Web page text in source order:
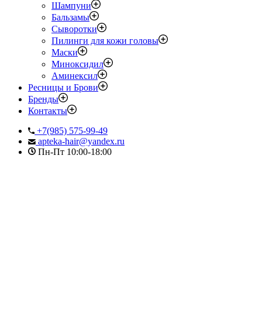
Шампуни
Бальзамы
Сыворотки
Пилинги для кожи головы
Маски
Миноксидил
Аминексил
Ресницы и Брови
Бренды
Контакты
+7(985) 575-99-49
apteka-hair@yandex.ru
Пн-Пт 10:00-18:00